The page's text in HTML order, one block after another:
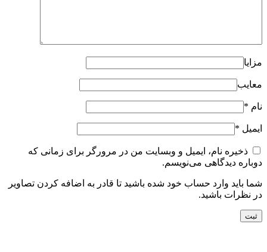
مزایا
معایب
نام *
ایمیل *
ذخیره نام، ایمیل و وبسایت من در مرورگر برای زمانی که
دوباره دیدگاهی می‌نویسم.
شما باید وارد حساب خود شده باشید تا قادر به اضافه کردن تصاویر
در نظرات باشید.